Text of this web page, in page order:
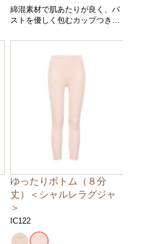
綿混素材で肌あたりが良く、バ
ストを優しく包むカップつきイ
ゆったりボトム（８分
丈）＜シャルレラグジャ
＞
IC122